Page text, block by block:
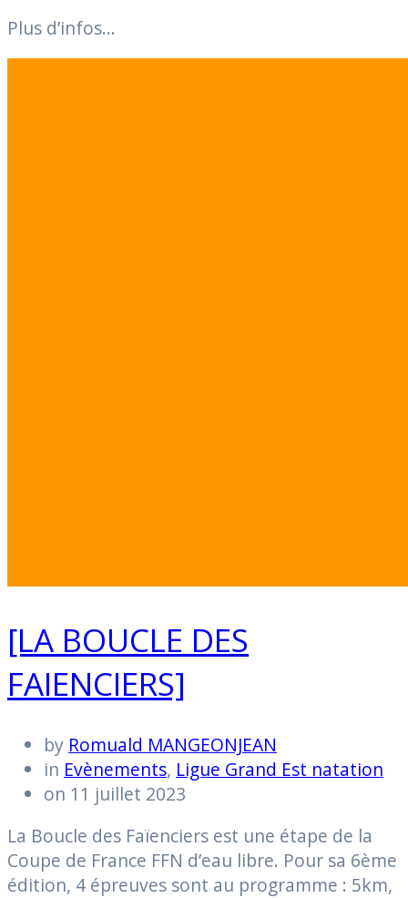
Plus d’infos…
[LA BOUCLE DES
FAIENCIERS]
by Romuald MANGEONJEAN
in Evènements, Ligue Grand Est natation
on 11 juillet 2023
La Boucle des Faïenciers est une étape de la
Coupe de France FFN d’eau libre. Pour sa 6ème
édition, 4 épreuves sont au programme : 5km,